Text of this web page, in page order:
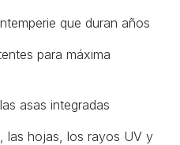
que duran años
para máxima
asas integradas
las hojas, los rayos UV y